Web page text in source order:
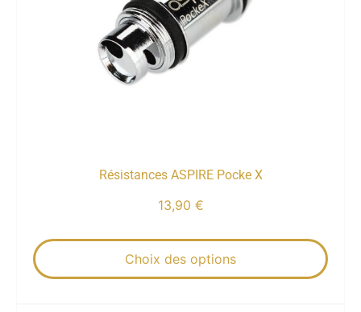
Résistances ASPIRE Pocke X
13,90 €
Choix des options